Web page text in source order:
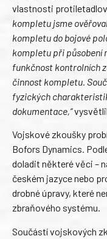
vlastnosti
kompletu jsme
kompletu do bojové
kompletu při působení
funkčnost kontrolních
činnost kompletu.
fyzických
dokumentace,“
Vojskové zkoušky
Bofors Dynamics.
doladit některé věci –
českém jazyce nebo
drobné úpravy, které
zbraňového systému.
Součástí vojskových